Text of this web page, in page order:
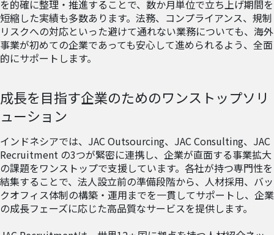
を的確に整理・推進することで、数か月単位で立ち上げ期間を
短縮した実績も多数あります。法務、コンプライアンス、規制
リスクへの対応といった避けて通れない業務についても、海外
事業が初めての企業であっても安心して進められるよう、全面
的にサポートします。
成長を目指す企業のためのワンストップソリ
ューション
インドネシアでは、JAC Outsourcing、JAC Consulting、JAC
Recruitment の3つが緊密に連携し、企業が直面する事業拡大
の課題をワンストップで支援しています。各社が持つ専門性を
結集することで、法人設立前の準備段階から、人材採用、バッ
クオフィス体制の構築・運用までを一貫してサポートし、企業
の成長フェーズに応じた高品質なサービスを提供します。